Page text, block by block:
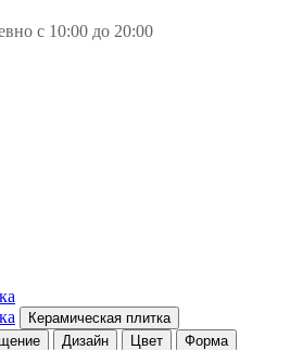
с 10:00 до 20:00
Керамическая плитка
Дизайн Цвет
Форма